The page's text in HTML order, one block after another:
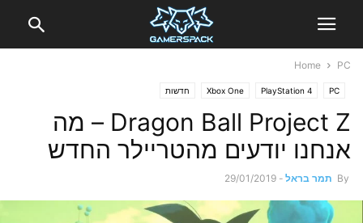
Home PC
PC
PlayStation 4
Xbox One חדשות
Dragon Ball Project Z – מה
אנחנו יודעים מהטריילר החדש
By תמר בראל -
29/01/2019